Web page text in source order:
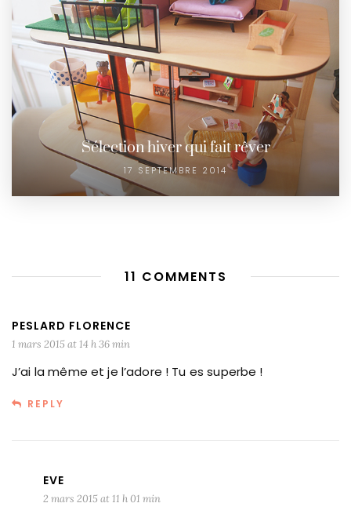
Sélection hiver qui fait rêver
17 SEPTEMBRE 2014
11 COMMENTS
PESLARD FLORENCE
1 mars 2015 at 14 h 36 min
J’ai la même et je l’adore ! Tu es superbe !
REPLY
EVE
2 mars 2015 at 11 h 01 min